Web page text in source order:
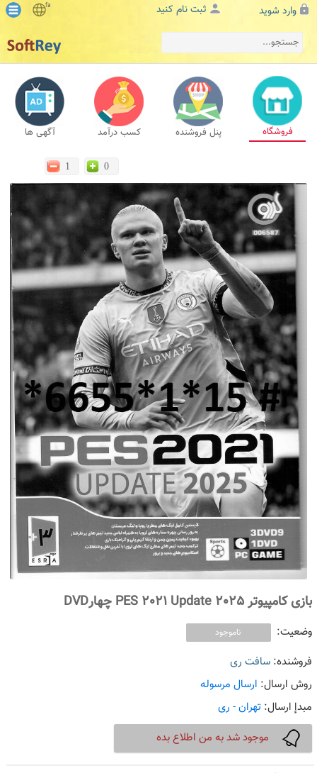
وارد شوید ثبت نام کنید fa
فروشگاه پنل فروشنده کسب درآمد آگهی ها
1 0
بازی کامپیوتر PES 2021 Update 2025 چهارDVD
وضعیت: ناموجود
فروشنده:سافت ری
روش ارسال: ارسال مرسوله
مبدإ ارسال: تهران - ری
موجود شد به من اطلاع بده